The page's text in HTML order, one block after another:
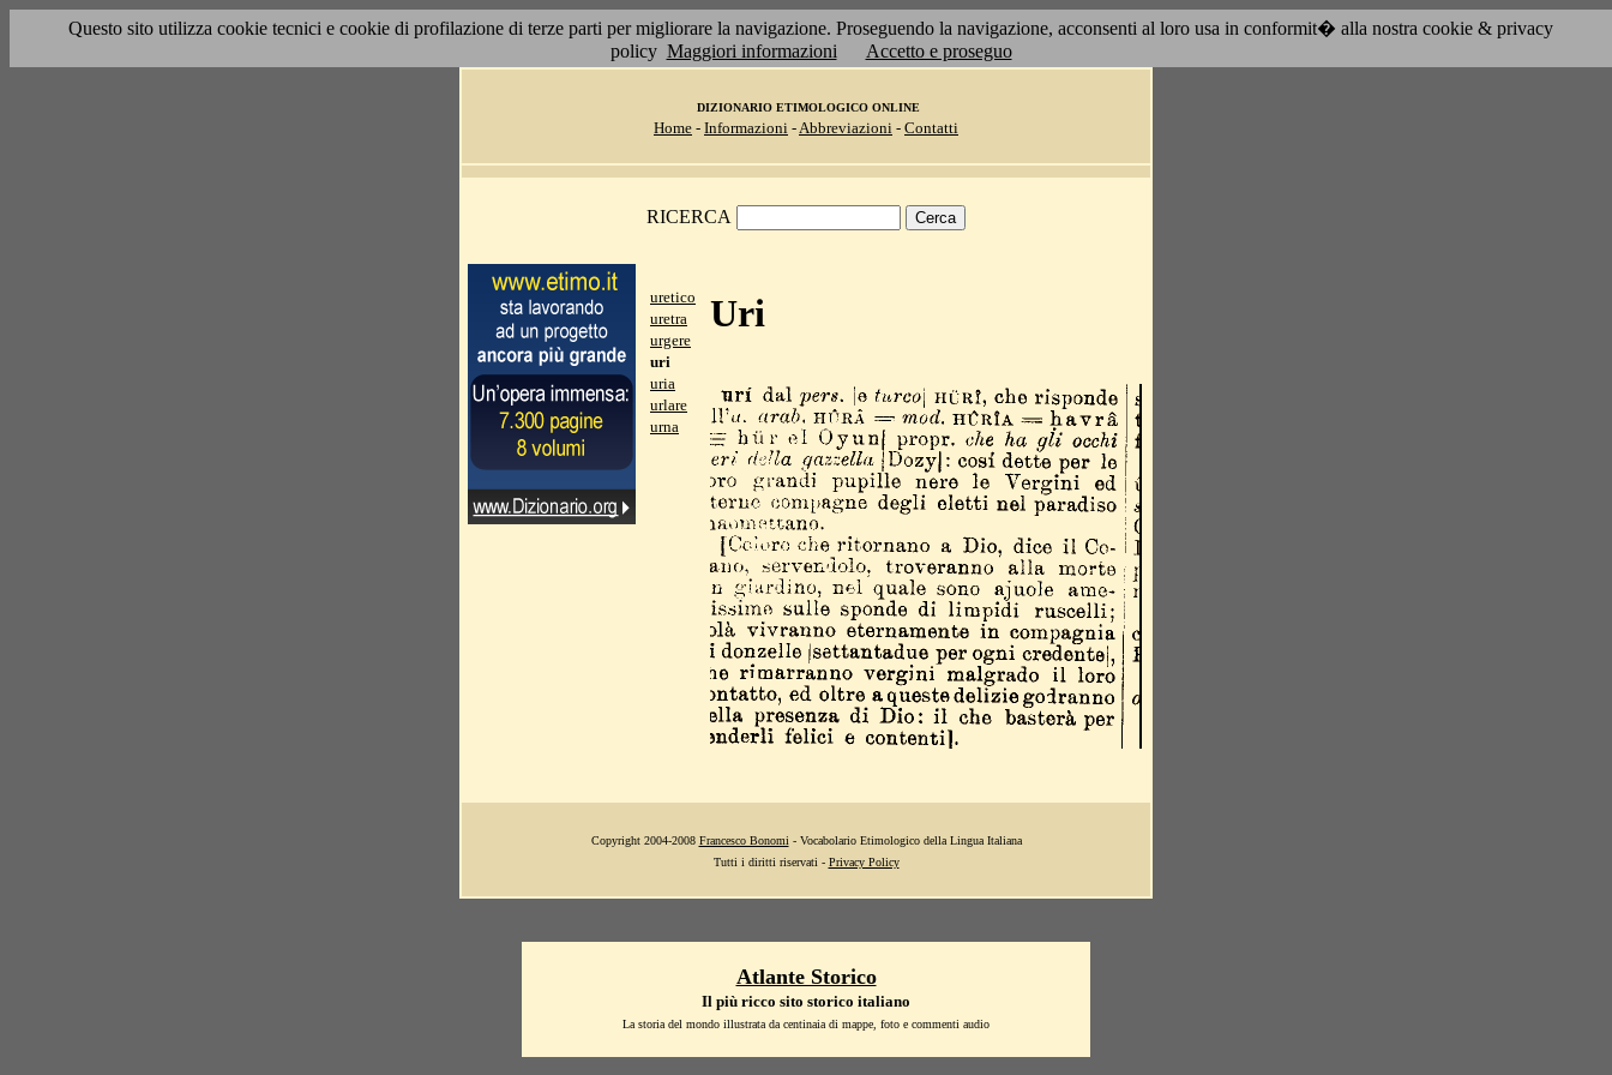
Questo sito utilizza cookie tecnici e cookie di profilazione di terze parti per migliorare la navigazione. Proseguendo la navigazione, acconsenti al loro usa in conformit� alla nostra cookie & privacy
policy Maggiori informazioni Accetto e proseguo
DIZIONARIO ETIMOLOGICO ONLINE
Home - Informazioni -Abbreviazioni - Contatti
RICERCA
uretico
uretra
urgere
uri
uria
urlare
urna
Uri
Copyright 2004-2008 Francesco Bonomi - Vocabolario Etimologico della Lingua Italiana
Tutti i diritti riservati - Privacy Policy
Atlante Storico
Il più ricco sito storico italiano
La storia del mondo illustrata da centinaia di mappe, foto e commenti audio